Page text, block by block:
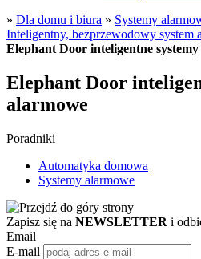
» Dla domu i biura » Systemy
Inteligentny, bezprzewodowy system
Elephant Door inteligentne
Elephant Door
alarmowe
Poradniki
Automatyka domowa
Systemy alarmowe
Zapisz się na NEWSLETTER i
Email
E-mail